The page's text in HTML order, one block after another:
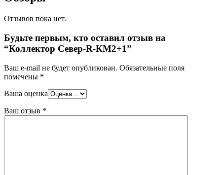
Отзывов пока нет.
Будьте первым, кто оставил отзыв на
“Коллектор Север-R-КМ2+1”
Ваш e-mail не будет опубликован. Обязательные поля
помечены *
Ваша оценка
Ваш отзыв *